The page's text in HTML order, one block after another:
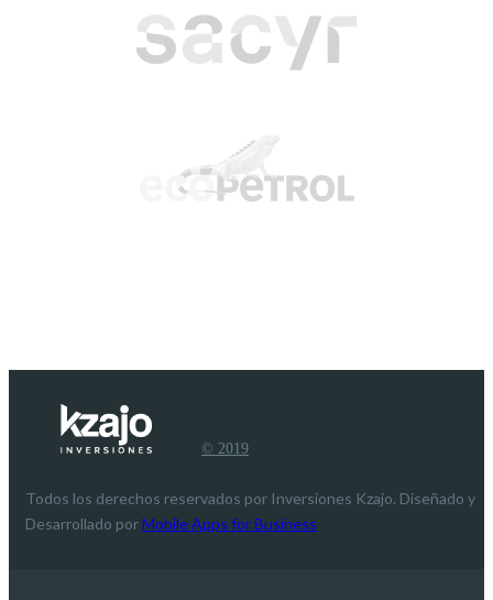
© 2019
Todos los derechos reservados por Inversiones Kzajo. Diseñado y
Desarrollado porMobile Apps for Business